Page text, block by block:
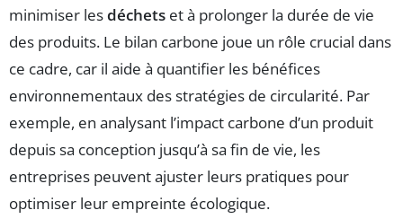
minimiser lesdéchets et à prolonger la durée de vie
des produits. Le bilan carbone joue un rôle crucial dans
ce cadre, car il aide à quantifier les bénéfices
environnementaux des stratégies de circularité. Par
exemple, en analysant l’impact carbone d’un produit
depuis sa conception jusqu’à sa fin de vie, les
entreprises peuvent ajuster leurs pratiques pour
optimiser leur empreinte écologique.